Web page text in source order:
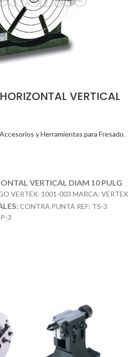
VERTICAL
Accesorios y Herramientas para Fresado,
VERTICAL DIAM 10 PULG
VERTEX: 1001-003 MARCA: VERTEX
CONTRA PUNTÁ REF: TS-3
3